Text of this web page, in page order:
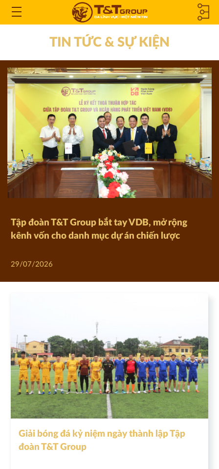
Open
CÔNG TY
VIÊN &
CÔNG TY
TIN TỨC & SỰ KIỆN
Tập đoàn T&T Group bắt tay VDB, mở rộng
kênh vốn cho danh mục dự án chiến lược
29/07/2026
Giải bóng đá kỷ niệm ngày thành lập Tập
đoàn T&T Group